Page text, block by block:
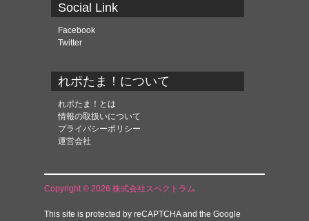
Social Link
Facebook
Twitter
れポたま！について
れポたま！とは
情報の取扱いについて
プライバシーポリシー
運営会社
Copyright © 2026 株式会社スペクトラム
This site is protected by reCAPTCHA and the Google